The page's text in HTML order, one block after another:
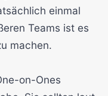
einmal
Teams ist es
machen.
on-Ones